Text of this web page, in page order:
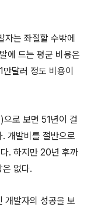
자는 좌절할 수밖에
에 드는 평균 비용은
달러 정도 비용이
로 보면 51년이 걸
개발비를 절반으로
. 하지만 20년 후까
은 없다.
개발자의 성공을 보